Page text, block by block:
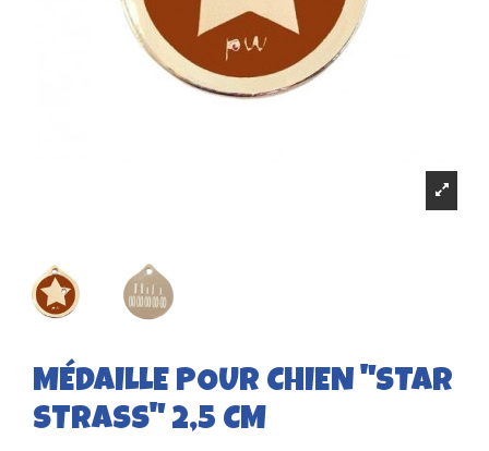
MÉDAILLE POUR CHIEN "STAR
STRASS" 2,5 CM